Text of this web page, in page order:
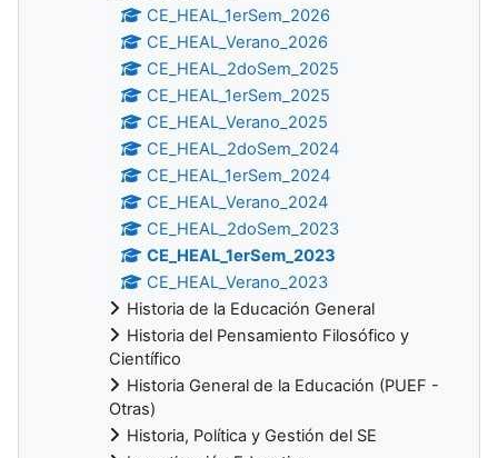
CE_HEAL_1erSem_2026
CE_HEAL_Verano_2026
CE_HEAL_2doSem_2025
CE_HEAL_1erSem_2025
CE_HEAL_Verano_2025
CE_HEAL_2doSem_2024
CE_HEAL_1erSem_2024
CE_HEAL_Verano_2024
CE_HEAL_2doSem_2023
CE_HEAL_1erSem_2023
CE_HEAL_Verano_2023
Historia de la Educación General
Historia del Pensamiento Filosófico y
Científico
Historia General de la Educación (PUEF -
Otras)
Historia, Política y Gestión del SE